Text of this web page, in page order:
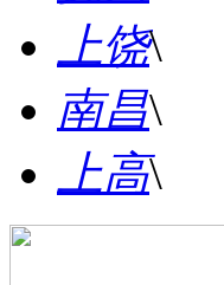
上饶\
南昌\
上高\